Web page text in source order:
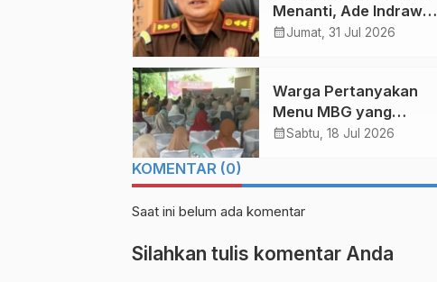
Menanti, Ade Indrawan
Dipercaya Jabat Kajari
calendar_monthJumat, 31 Jul 2026
Warga Pertanyakan
Menu MBG yang
Monoton, Reses Hj
calendar_monthSabtu, 18 Jul 2026
KOMENTAR (0)
Saat ini belum ada komentar
Silahkan tulis komentar Anda